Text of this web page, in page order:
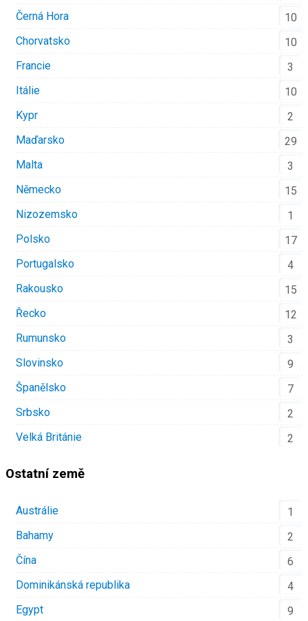
Černá Hora
10
Chorvatsko
10
Francie
3
Itálie
10
Kypr
2
Maďarsko
29
Malta
3
Německo
15
Nizozemsko
1
Polsko
17
Portugalsko
4
Rakousko
15
Řecko
12
Rumunsko
3
Slovinsko
9
Španělsko
7
Srbsko
2
Velká Británie
2
Ostatní země
Austrálie
1
Bahamy
2
Čína
6
Dominikánská republika
4
Egypt
9